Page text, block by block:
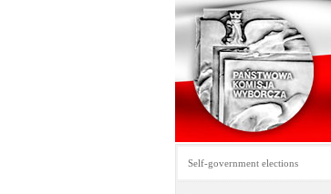
Self-government elections